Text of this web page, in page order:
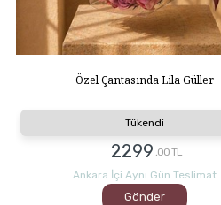
Özel Çantasında Lila Güller
Tükendi
2299 ,00 TL
Ankara İçi Aynı Gün Teslimat
Gönder